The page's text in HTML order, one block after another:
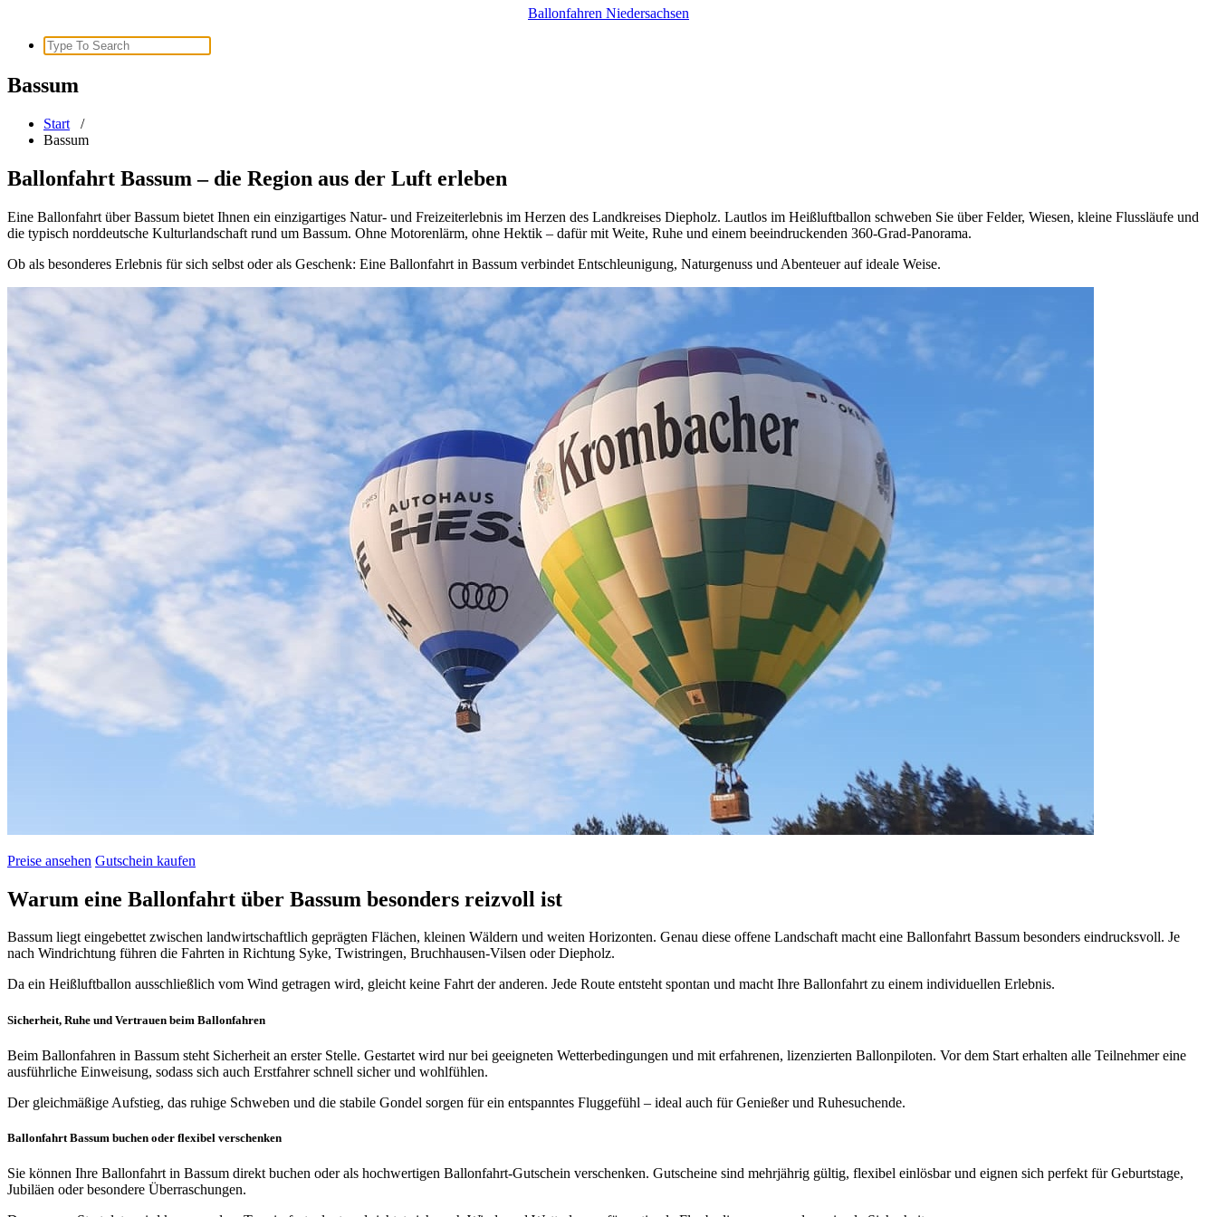
Ballonfahren Niedersachsen
Search
for:
Bassum
Start /
Bassum
Ballonfahrt Bassum – die Region aus der Luft erleben
Eine Ballonfahrt über Bassum bietet Ihnen ein einzigartiges Natur- und Freizeiterlebnis im Herzen des Landkreises Diepholz. Lautlos im Heißluftballon schweben Sie über Felder, Wiesen, kleine Flussläufe und
die typisch norddeutsche Kulturlandschaft rund um Bassum. Ohne Motorenlärm, ohne Hektik – dafür mit Weite, Ruhe und einem beeindruckenden 360-Grad-Panorama.
Ob als besonderes Erlebnis für sich selbst oder als Geschenk: Eine Ballonfahrt in Bassum verbindet Entschleunigung, Naturgenuss und Abenteuer auf ideale Weise.
Preise ansehen Gutschein kaufen
Warum eine Ballonfahrt über Bassum besonders reizvoll ist
Bassum liegt eingebettet zwischen landwirtschaftlich geprägten Flächen, kleinen Wäldern und weiten Horizonten. Genau diese offene Landschaft macht eine Ballonfahrt Bassum besonders eindrucksvoll. Je
nach Windrichtung führen die Fahrten in Richtung Syke, Twistringen, Bruchhausen-Vilsen oder Diepholz.
Da ein Heißluftballon ausschließlich vom Wind getragen wird, gleicht keine Fahrt der anderen. Jede Route entsteht spontan und macht Ihre Ballonfahrt zu einem individuellen Erlebnis.
Sicherheit, Ruhe und Vertrauen beim Ballonfahren
Beim Ballonfahren in Bassum steht Sicherheit an erster Stelle. Gestartet wird nur bei geeigneten Wetterbedingungen und mit erfahrenen, lizenzierten Ballonpiloten. Vor dem Start erhalten alle Teilnehmer eine
ausführliche Einweisung, sodass sich auch Erstfahrer schnell sicher und wohlfühlen.
Der gleichmäßige Aufstieg, das ruhige Schweben und die stabile Gondel sorgen für ein entspanntes Fluggefühl – ideal auch für Genießer und Ruhesuchende.
Ballonfahrt Bassum buchen oder flexibel verschenken
Sie können Ihre Ballonfahrt in Bassum direkt buchen oder als hochwertigen Ballonfahrt-Gutschein verschenken. Gutscheine sind mehrjährig gültig, flexibel einlösbar und eignen sich perfekt für Geburtstage,
Jubiläen oder besondere Überraschungen.